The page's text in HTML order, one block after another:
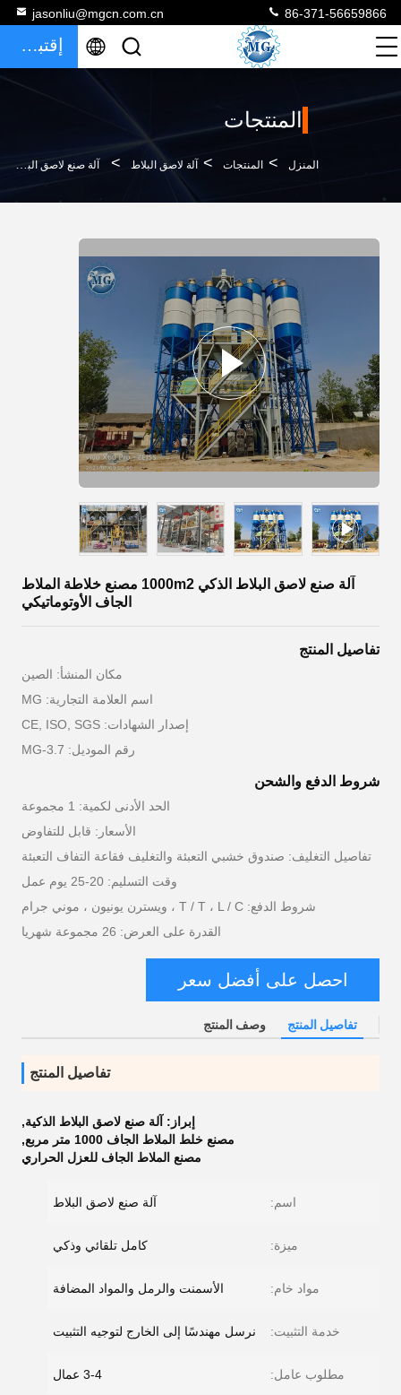
jasonliu@mgcn.com.cn 86-371-56659866
إقتباس
المنتجات
المنزل > المنتجات > آلة لاصق البلاط > آلة صنع لاصق البلاط الذكي 1000m2 مصنع خلاطة الملاط الجاف الأوتوماتيكي
آلة صنع لاصق البلاط الذكي 1000m2 مصنع خلاطة الملاط
الجاف الأوتوماتيكي
تفاصيل المنتج
مكان المنشأ: الصين
اسم العلامة التجارية: MG
إصدار الشهادات: CE, ISO, SGS
رقم الموديل: MG-3.7
شروط الدفع والشحن
الحد الأدنى لكمية: 1 مجموعة
الأسعار: قابل للتفاوض
تفاصيل التغليف: صندوق خشبي التعبئة والتغليف فقاعة التفاف التعبئة
وقت التسليم: 20-25 يوم عمل
شروط الدفع: T / T ، L / C ، ويسترن يونيون ، موني جرام
القدرة على العرض: 26 مجموعة شهريا
احصل على أفضل سعر
تفاصيل المنتج وصف المنتج
تفاصيل المنتج
إبراز: آلة صنع لاصق البلاط الذكية,
مصنع خلط الملاط الجاف 1000 متر مربع
,
مصنع الملاط الجاف للعزل الحراري
اسم: آلة صنع لاصق البلاط
ميزة: كامل تلقائي وذكي
مواد خام: الأسمنت والرمل والمواد المضافة
خدمة التثبيت: نرسل مهندسًا إلى الخارج لتوجيه التثبيت
مطلوب عامل: 3-4 عمال